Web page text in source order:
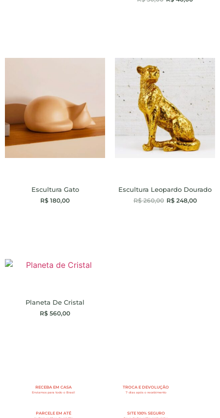
Escultura Gato
R$ 180,00
Escultura Leopardo Dourado
R$260,00 R$ 248,00
Planeta De Cristal
R$ 560,00
RECEBA EM CASA
Enviamos para todo o Brasil
TROCA E DEVOLUÇÃO
7 dias após o recebimento
PARCELE EM ATÉ SITE 100% SEGURO